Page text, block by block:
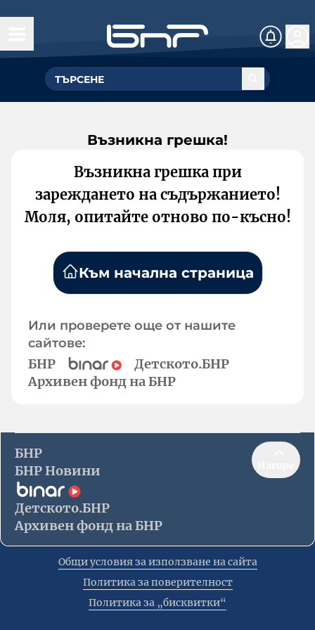
Възникна грешка!
Възникна грешка при
зареждането на съдържанието!
Моля, опитайте отново по-късно!
Към начална страница
Или проверете още от нашите
сайтове:
БНР
Детското.БНР
Архивен фонд на БНР
БНР
БНР Новини
Детското.БНР
Архивен фонд на БНР
Общи условия за използване на сайта
Политика за поверителност
Политика за „бисквитки“